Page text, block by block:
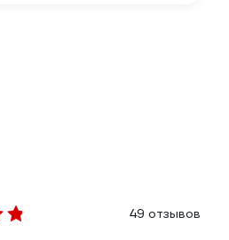
49 отзывов